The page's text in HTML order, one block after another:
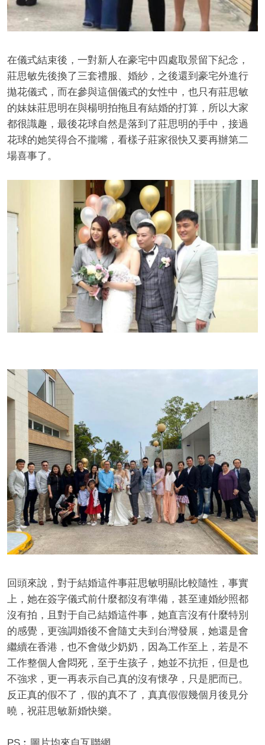
在儀式結束後，一對新人在豪宅中四處取景留下紀念，
莊思敏先後換了三套禮服、婚紗，之後還到豪宅外進行
拋花儀式，而在參與這個儀式的女性中，也只有莊思敏
的妹妹莊思明在與楊明拍拖且有結婚的打算，所以大家
都很識趣，最後花球自然是落到了莊思明的手中，接過
花球的她笑得合不攏嘴，看樣子莊家很快又要再辦第二
場喜事了。
回頭來說，對于結婚這件事莊思敏明顯比較隨性，事實
上，她在簽字儀式前什麼都沒有準備，甚至連婚紗照都
沒有拍，且對于自己結婚這件事，她直言沒有什麼特別
的感覺，更強調婚後不會隨丈夫到台灣發展，她還是會
繼續在香港，也不會做少奶奶，因為工作至上，若是不
工作整個人會悶死，至于生孩子，她並不抗拒，但是也
不強求，更一再表示自己真的沒有懷孕，只是肥而已。
反正真的假不了，假的真不了，真真假假幾個月後見分
曉，祝莊思敏新婚快樂。